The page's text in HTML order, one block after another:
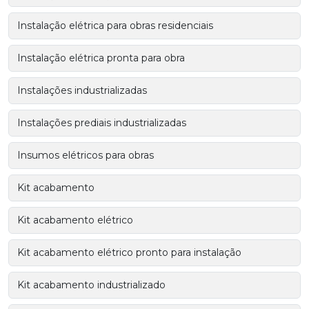
Instalação elétrica para obras residenciais
Instalação elétrica pronta para obra
Instalações industrializadas
Instalações prediais industrializadas
Insumos elétricos para obras
Kit acabamento
Kit acabamento elétrico
Kit acabamento elétrico pronto para instalação
Kit acabamento industrializado